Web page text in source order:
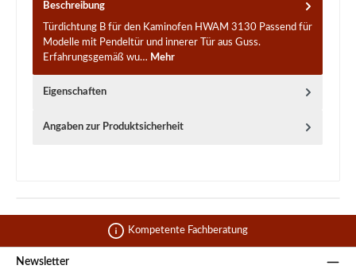
Beschreibung
Türdichtung B für den Kaminofen HWAM 3130 Passend für
Modelle mit Pendeltür und innerer Tür aus Guss.
Erfahrungsgemäß wu… Mehr
Eigenschaften
Angaben zur Produktsicherheit
Kompetente Fachberatung
Newsletter